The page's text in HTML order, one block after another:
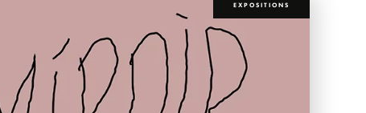
EXPOSITIONS